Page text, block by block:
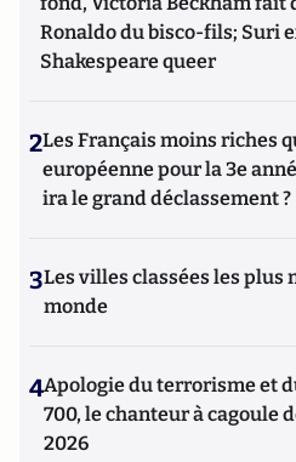
Ronaldo du bisco-fils; Suri
Shakespeare queer
2Les Français moins riches
européenne pour la 3e
ira le grand déclassement ?
3Les villes classées les plus
monde
4Apologie du terrorisme et
700, le chanteur à cagoule
2026